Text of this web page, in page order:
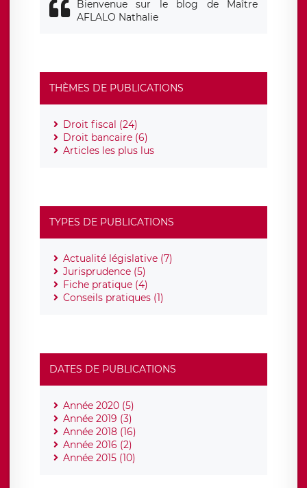
Bienvenue sur le blog de Maître
AFLALO Nathalie
THÈMES DE PUBLICATIONS
Droit fiscal (24)
Droit bancaire (6)
Articles les plus lus
TYPES DE PUBLICATIONS
Actualité législative (7)
Jurisprudence (5)
Fiche pratique (4)
Conseils pratiques (1)
DATES DE PUBLICATIONS
Année 2020 (5)
Année 2019 (3)
Année 2018 (16)
Année 2016 (2)
Année 2015 (10)